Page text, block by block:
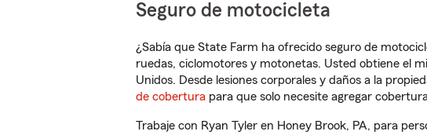
Seguro de motocicleta
¿Sabía que State Farm ha ofrecido seguro de
ruedas, ciclomotores y motonetas. Usted obtiene el
Unidos. Desde lesiones corporales y daños a la
de cobertura para que solo necesite agregar
Trabaje con Ryan Tyler en Honey Brook, PA, para